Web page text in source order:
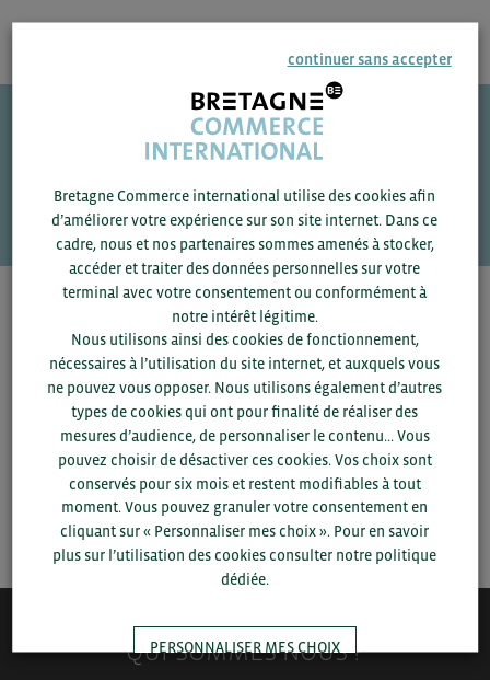
Une question ?
VOS CONTACTS
Pour voir les contacts, merci de renseigner votre
département et votre secteurou connectez-vous.
SAUVEGARDER
QUI-SOMMES NOUS ?
continuer sans accepter
Bretagne Commerce international utilise des cookies afin
d’améliorer votre expérience sur son site internet. Dans ce
cadre, nous et nos partenaires sommes amenés à stocker,
accéder et traiter des données personnelles sur votre
terminal avec votre consentement ou conformément à
notre intérêt légitime.
Nous utilisons ainsi des cookies de fonctionnement,
nécessaires à l’utilisation du site internet, et auxquels vous
ne pouvez vous opposer. Nous utilisons également d’autres
types de cookies qui ont pour finalité de réaliser des
mesures d’audience, de personnaliser le contenu... Vous
pouvez choisir de désactiver ces cookies. Vos choix sont
conservés pour six mois et restent modifiables à tout
moment. Vous pouvez granuler votre consentement en
cliquant sur « Personnaliser mes choix ». Pour en savoir
plus sur l’utilisation des cookies consulter notre politique
dédiée.
PERSONNALISER MES CHOIX